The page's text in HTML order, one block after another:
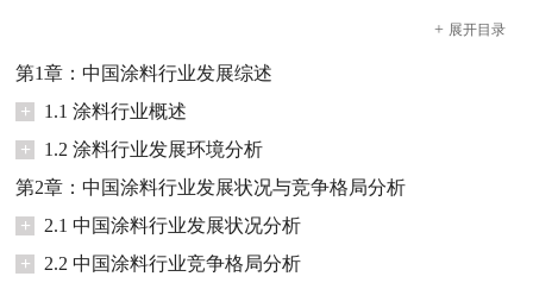
+ 展开目录
第1章：中国涂料行业发展综述
+
1.1 涂料行业概述
+
1.2 涂料行业发展环境分析
第2章：中国涂料行业发展状况与竞争格局分析
+
2.1 中国涂料行业发展状况分析
+
2.2 中国涂料行业竞争格局分析